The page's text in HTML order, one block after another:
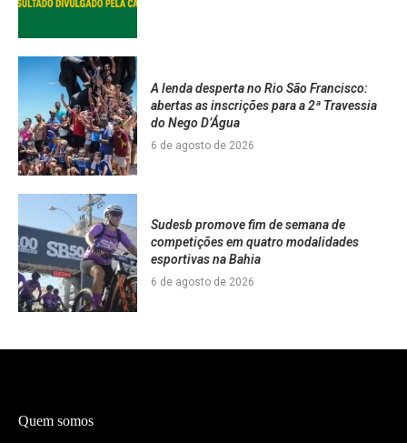
A lenda desperta no Rio São Francisco:
abertas as inscrições para a 2ª Travessia
do Nego D’Água
6 de agosto de 2026
Sudesb promove fim de semana de
competições em quatro modalidades
esportivas na Bahia
6 de agosto de 2026
Quem somos